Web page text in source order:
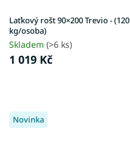
Laťkový rošt 90×200 Trevio - (120
kg/osoba)
Skladem (>6 ks)
1 019 Kč
Novinka